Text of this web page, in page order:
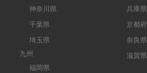
神奈川県
千葉県
埼玉県
九州
福岡県
兵庫県
京都府
奈良県
滋賀県